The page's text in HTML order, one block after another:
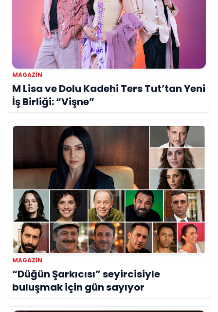
MAGAZIN
M Lisa ve Dolu Kadehi Ters Tut’tan Yeni
İş Birliği: “Vişne”
MAGAZIN
“Düğün Şarkıcısı” seyircisiyle
buluşmak için gün sayıyor